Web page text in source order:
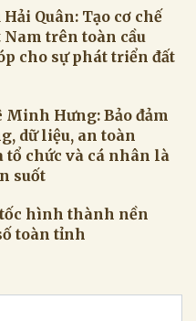
Quân: Tạo cơ chế
Nam trên toàn cầu
cho sự phát triển đất
Minh Hưng: Bảo đảm
dữ liệu, an toàn
chức và cá nhân là
suốt
hình thành nền
toàn tỉnh